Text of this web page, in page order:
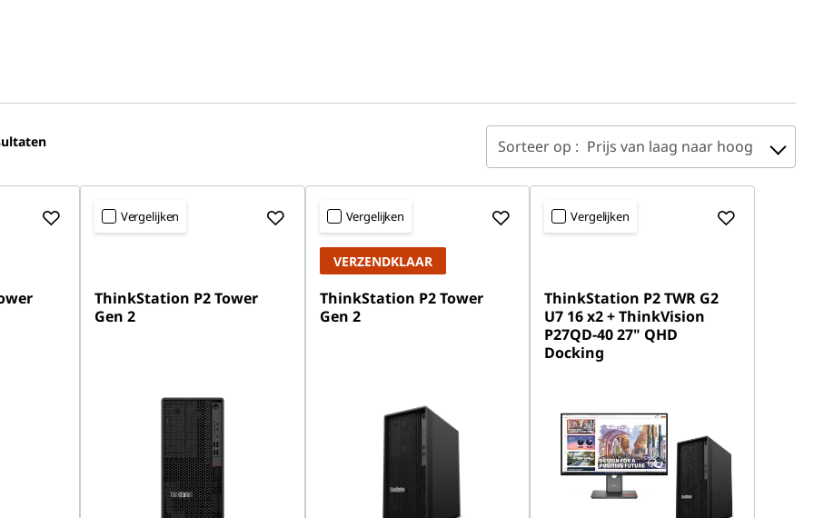
Sorteer op : Prijs van laag naar hoog
Vergelijken
ThinkStation P2 Tower
Gen 2
Vergelijken
VERZENDKLAAR
ThinkStation P2 Tower
Gen 2
Vergelijken
ThinkStation P2 TWR G2
U7 16 x2 + ThinkVision
P27QD-40 27" QHD
Docking